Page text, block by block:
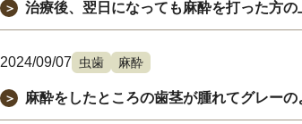
＞ 治療後、翌日になっても麻酔を打った方の
2024/09/07 虫歯 麻酔
＞ 麻酔をしたところの歯茎が腫れてグレーの